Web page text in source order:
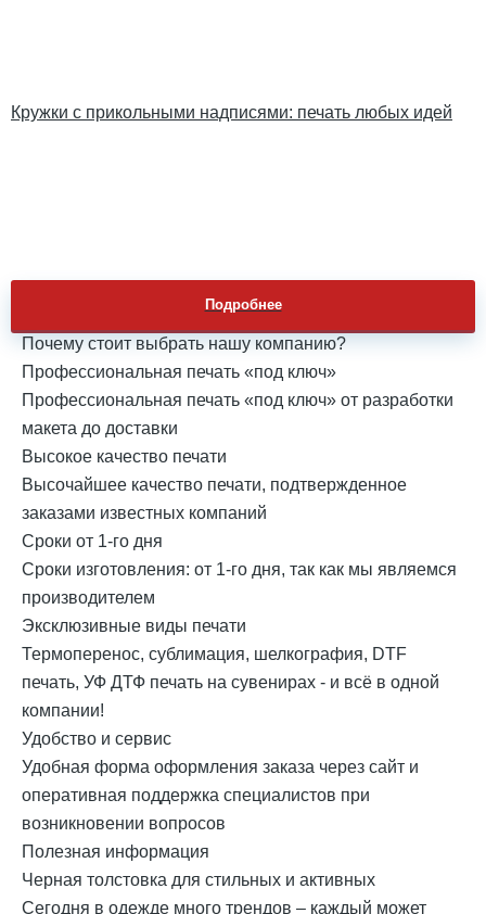
Кружки с прикольными надписями: печать любых идей
Подробнее
Почему стоит выбрать нашу компанию?
Профессиональная печать «под ключ»
Профессиональная печать «под ключ» от разработки
макета до доставки
Высокое качество печати
Высочайшее качество печати, подтвержденное
заказами известных компаний
Сроки от 1-го дня
Cроки изготовления: от 1-го дня, так как мы являемся
производителем
Эксклюзивные виды печати
Термоперенос, сублимация, шелкография, DTF
печать, УФ ДТФ печать на сувенирах - и всё в одной
компании!
Удобство и сервис
Удобная форма оформления заказа через сайт и
оперативная поддержка специалистов при
возникновении вопросов
Полезная информация
Черная толстовка для стильных и активных
Сегодня в одежде много трендов – каждый может